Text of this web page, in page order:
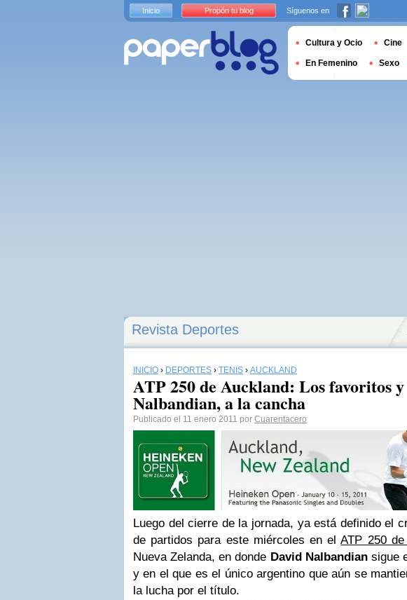
Revista Deportes
INICIO › DEPORTES › TENIS › AUCKLAND
ATP 250 de Auckland: Los favoritos y
Nalbandian, a la cancha
Publicado el 11 enero 2011 por Cuarentacero
Luego del cierre de la jornada, ya está definido el
de partidos para este miércoles en elATP 250 de
Nueva Zelanda, en donde David Nalbandiansigue
y en el que es el único argentino que aún se
la lucha por el título.
Inicio Propón tu blog Síguenos en
Cultura y Ocio Cine
En Femenino Sexo